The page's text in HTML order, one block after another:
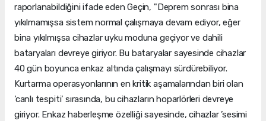
raporlanabildiğini ifade eden Geçin, "Deprem sonrası bina
yıkılmamışsa sistem normal çalışmaya devam ediyor, eğer
bina yıkılmışsa cihazlar uyku moduna geçiyor ve dahili
bataryaları devreye giriyor. Bu bataryalar sayesinde cihazlar
40 gün boyunca enkaz altında çalışmayı sürdürebiliyor.
Kurtarma operasyonlarının en kritik aşamalarından biri olan
’canlı tespiti’ sırasında, bu cihazların hoparlörleri devreye
giriyor. Enkaz haberleşme özelliği sayesinde, cihazlar ’sesimi